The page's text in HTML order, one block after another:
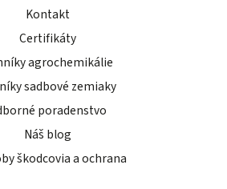
Kontakt
Certifikáty
agrochemikálie
sadbové zemiaky
poradenstvo
Náš blog
škodcovia a ochrana